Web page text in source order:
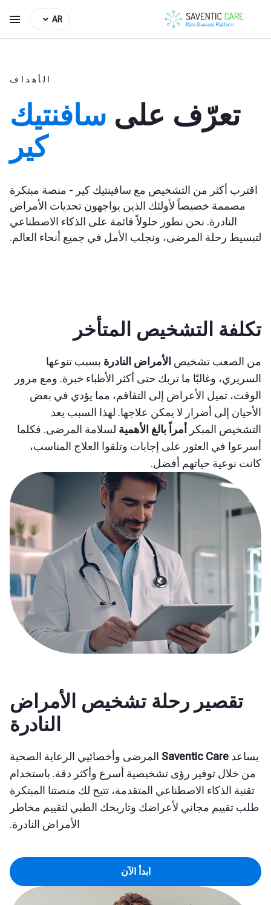
AR
الأهداف
تعرّف على سافنتيك
كير
اقترب أكثر من التشخيص مع سافينتيك كير - منصة مبتكرة
مصممة خصيصاً لأولئك الذين يواجهون تحديات الأمراض
النادرة. نحن نطور حلولاً قائمة على الذكاء الاصطناعي
لتبسيط رحلة المرضى، ونجلب الأمل في جميع أنحاء العالم.
تكلفة التشخيص المتأخر
من الصعب تشخيص الأمراض النادرة بسبب تنوعها
السريري، وغالبًا ما تربك حتى أكثر الأطباء خبرة. ومع مرور
الوقت، تميل الأعراض إلى التفاقم، مما يؤدي في بعض
الأحيان إلى أضرار لا يمكن علاجها. لهذا السبب يعد
التشخيص المبكر أمراً بالغ الأهمية لسلامة المرضى. فكلما
أسرعوا في العثور على إجابات وتلقوا العلاج المناسب،
كانت نوعية حياتهم أفضل.
تقصير رحلة تشخيص الأمراض
النادرة
يساعد Saventic Care المرضى وأخصائيي الرعاية الصحية
من خلال توفير رؤى تشخيصية أسرع وأكثر دقة. باستخدام
تقنية الذكاء الاصطناعي المتقدمة، تتيح لك منصتنا المبتكرة
طلب تقييم مجاني لأعراضك وتاريخك الطبي لتقييم مخاطر
الأمراض النادرة.
ابدأ الآن